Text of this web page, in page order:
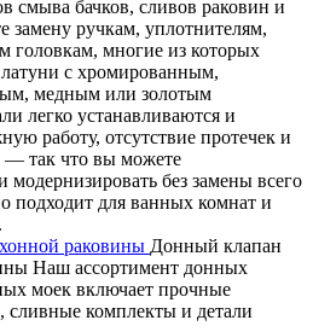
смыва бачков, сливов раковин и
замену ручкам, уплотнителям,
головкам, многие из которых
с хромированным,
медным или золотым
легко устанавливаются и
работу, отсутствие протечек и
— так что вы можете
модернизировать без замены всего
подходит для ванных комнат и
раковины Донный клапан
Наш ассортимент донных
моек включает прочные
сливные комплекты и детали